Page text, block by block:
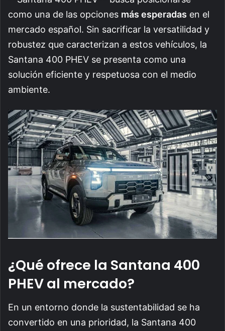
como una de las opciones más esperadas en el
mercado español. Sin sacrificar la versatilidad y
robustez que caracterizan a estos vehículos, la
Santana 400 PHEV se presenta como una
solución eficiente y respetuosa con el medio
ambiente.
¿Qué ofrece la Santana 400
PHEV al mercado?
En un entorno donde la sustentabilidad se ha
convertido en una prioridad, la Santana 400